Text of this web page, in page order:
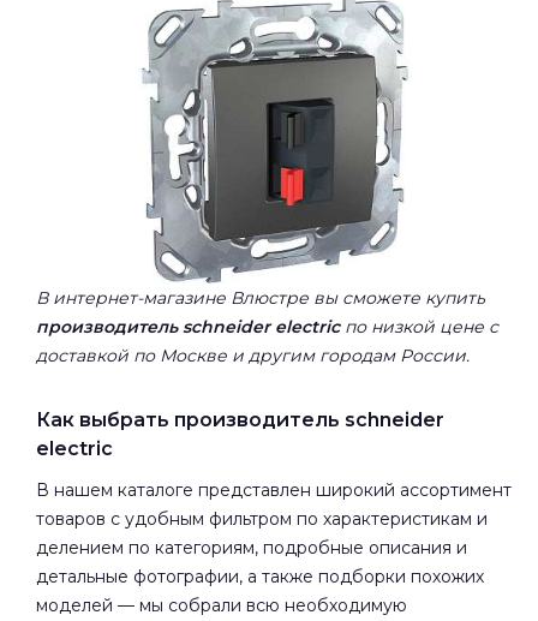
В интернет-магазине Влюстре вы сможете купить
производитель schneider electricпо низкой цене с
доставкой по Москве и другим городам России.
Как выбрать производитель schneider
electric
В нашем каталоге представлен широкий ассортимент
товаров с удобным фильтром по характеристикам и
делением по категориям, подробные описания и
детальные фотографии, а также подборки похожих
моделей — мы собрали всю необходимую